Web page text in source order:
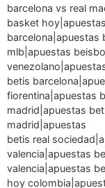
barcelona vs real
basket
barcelona|apuestas
mlb|apuestas
betis
fiorentina|apuestas
madrid|apuestas
madrid|apuestas
betis real
valencia|apuestas
valencia|apuestas
hoy